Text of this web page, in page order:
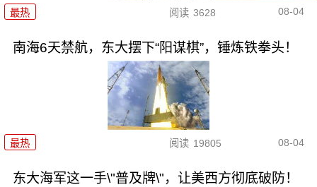
最热 阅读 3628 08-04
南海6天禁航，东大摆下“阳谋棋”，锤炼铁拳头！
最热 阅读 19805 08-04
东大海军这一手\"普及牌\"，让美西方彻底破防！